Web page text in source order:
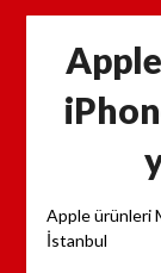
Apple ürünleri
İstanbul